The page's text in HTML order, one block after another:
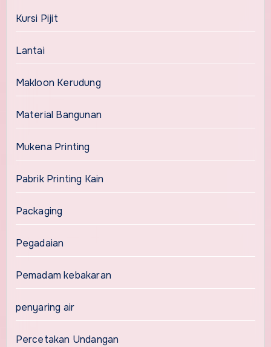
Kursi Pijit
Lantai
Makloon Kerudung
Material Bangunan
Mukena Printing
Pabrik Printing Kain
Packaging
Pegadaian
Pemadam kebakaran
penyaring air
Percetakan Undangan